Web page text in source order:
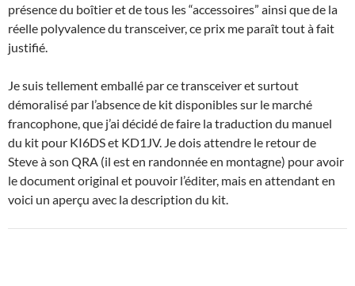
présence du boîtier et de tous les “accessoires” ainsi que de la
réelle polyvalence du transceiver, ce prix me paraît tout à fait
justifié.
Je suis tellement emballé par ce transceiver et surtout
démoralisé par l’absence de kit disponibles sur le marché
francophone, que j’ai décidé de faire la traduction du manuel
du kit pour KI6DS et KD1JV. Je dois attendre le retour de
Steve à son QRA (il est en randonnée en montagne) pour avoir
le document original et pouvoir l’éditer, mais en attendant en
voici un aperçu avec la description du kit.